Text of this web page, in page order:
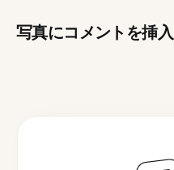
写真にコメントを挿入